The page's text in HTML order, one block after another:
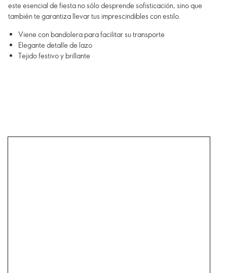
este esencial de fiesta no sólo desprende sofisticación, sino que
también te garantiza llevar tus imprescindibles con estilo.
Viene con bandolera para facilitar su transporte
Elegante detalle de lazo
Tejido festivo y brillante